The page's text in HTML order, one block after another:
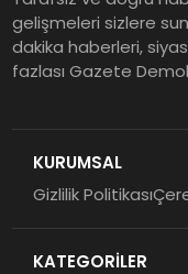
gelişmeleri sizlere
dakika haberleri,
fazlası Gazete
KURUMSAL
Gizlilik Politikası
KATEGORİLER